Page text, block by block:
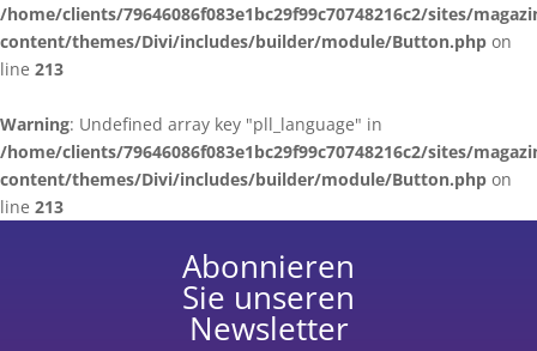
/home/clients/79646086f083e1bc29f99c70748216c2/sites/
content/themes/Divi/includes/builder/module/Button.php on
line 213
Warning: Undefined array key "pll_language" in
/home/clients/79646086f083e1bc29f99c70748216c2/sites/
content/themes/Divi/includes/builder/module/Button.php on
line 213
Abonnieren
Sie unseren
Newsletter